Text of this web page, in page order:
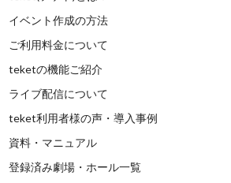
イベント作成の方法
ご利用料金について
teketの機能ご紹介
ライブ配信について
teket利用者様の声・導入事例
資料・マニュアル
登録済み劇場・ホール一覧